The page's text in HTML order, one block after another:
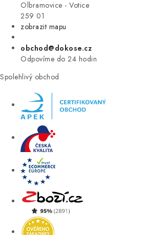
Olbramovice - Votice
259 01
zobrazit mapu
obchod@dokose.cz
Odpovíme do 24 hodin
Spolehlivý obchod
ZNAČKY
Úvod Kontakt Blog
Moje objednávka